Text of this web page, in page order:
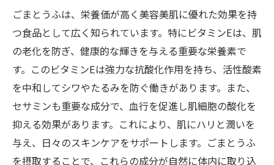
ごまとうふは、栄養価が高く美容美肌に優れた効果を持
つ食品として広く知られています。特にビタミンEは、肌
の老化を防ぎ、健康的な輝きを与える重要な栄養素で
す。このビタミンEは強力な抗酸化作用を持ち、活性酸素
を中和してシワやたるみを防ぐ働きがあります。また、
セサミンも重要な成分で、血行を促進し肌細胞の酸化を
抑える効果があります。これにより、肌にハリと潤いを
与え、日々のスキンケアをサポートします。ごまとうふ
を摂取することで、これらの成分が自然に体内に取り込